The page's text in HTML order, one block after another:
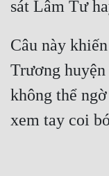
Câu này
Trương
không thể